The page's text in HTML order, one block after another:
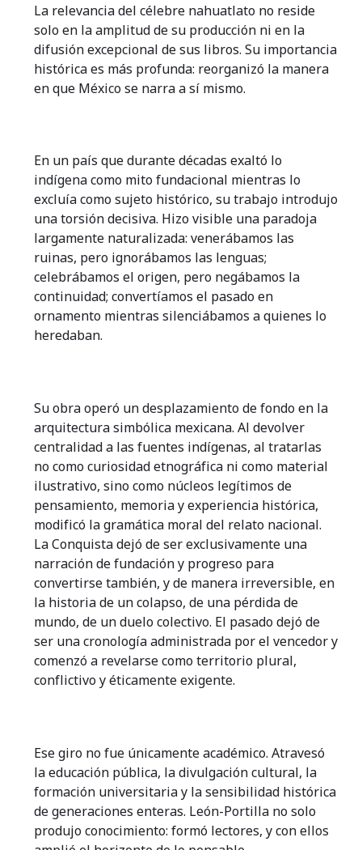
La relevancia del célebre nahuatlato no reside
solo en la amplitud de su producción ni en la
difusión excepcional de sus libros. Su importancia
histórica es más profunda: reorganizó la manera
en que México se narra a sí mismo.
En un país que durante décadas exaltó lo
indígena como mito fundacional mientras lo
excluía como sujeto histórico, su trabajo introdujo
una torsión decisiva. Hizo visible una paradoja
largamente naturalizada: venerábamos las
ruinas, pero ignorábamos las lenguas;
celebrábamos el origen, pero negábamos la
continuidad; convertíamos el pasado en
ornamento mientras silenciábamos a quienes lo
heredaban.
Su obra operó un desplazamiento de fondo en la
arquitectura simbólica mexicana. Al devolver
centralidad a las fuentes indígenas, al tratarlas
no como curiosidad etnográfica ni como material
ilustrativo, sino como núcleos legítimos de
pensamiento, memoria y experiencia histórica,
modificó la gramática moral del relato nacional.
La Conquista dejó de ser exclusivamente una
narración de fundación y progreso para
convertirse también, y de manera irreversible, en
la historia de un colapso, de una pérdida de
mundo, de un duelo colectivo. El pasado dejó de
ser una cronología administrada por el vencedor y
comenzó a revelarse como territorio plural,
conflictivo y éticamente exigente.
Ese giro no fue únicamente académico. Atravesó
la educación pública, la divulgación cultural, la
formación universitaria y la sensibilidad histórica
de generaciones enteras. León-Portilla no solo
produjo conocimiento: formó lectores, y con ellos